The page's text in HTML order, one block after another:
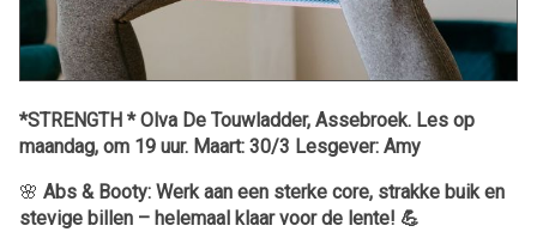
*STRENGTH * Olva De Touwladder, Assebroek. Les op
maandag, om 19 uur. Maart: 30/3 Lesgever: Amy
🌸 Abs & Booty: Werk aan een sterke core, strakke buik en
stevige billen – helemaal klaar voor de lente! 💪